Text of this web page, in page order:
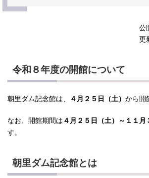
公
更
令和８年度の開館について
朝里ダム記念館は、 ４月２５日（土） から開
なお、開館期間は ４月２５日（土）～１１月
す。
朝里ダム記念館とは